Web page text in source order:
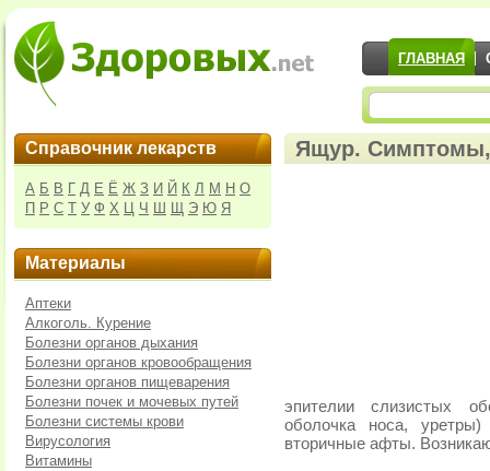
ГЛАВНАЯ
Справочник лекарств
А Б В Г Д Е Ё Ж З И Й К Л М Н О
П Р С Т У Ф Х Ц Ч Ш Щ Э Ю Я
Материалы
Аптеки
Алкоголь. Курение
Болезни органов дыхания
Болезни органов кровообращения
Болезни органов пищеварения
Болезни почек и мочевых путей
Болезни системы крови
Вирусология
Витамины
Ящур. Симптомы,
эпителии слизистых
оболочка носа,
вторичные афты.